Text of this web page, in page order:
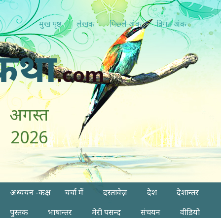
मुख पृष्ठ लेखक पिछ्ले अंक विगत अंक
.com
अगस्त
2026
अध्ययन -कक्ष चर्चा में दस्तावेज़ देश
देशान्तर
पुस्तक
भाषान्तर मेरी पसन्द संचयन
वीडियो